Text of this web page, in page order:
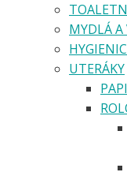
MYDLÁ A
UTERÁKY